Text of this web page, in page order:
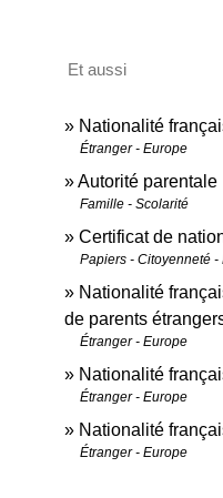
Et aussi
Nationalité
Étranger - Europe
Autorité parentale
Famille - Scolarité
Certificat de
Papiers - Citoyenneté -
Nationalité
de parents
Étranger - Europe
Nationalité
Étranger - Europe
Nationalité
Étranger - Europe